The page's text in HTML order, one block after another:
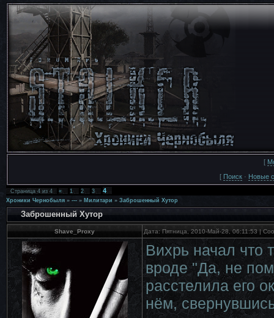
[
[ Поиск · Новые
Страница4из4 « 1 2 3 4
Хроники Чернобыля » --- » Милитари » Заброшенный Хутор
Заброшенный Хутор
Shave_Proxy Дата: Пятница, 2010-Май-28, 06:11:53 |
Вихрь начал что
вроде "Да, не
расстелила его
нём,